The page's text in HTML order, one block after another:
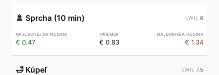
🚿 Sprcha (10 min) 6
€ 0.47 € 0.83 € 1.34
🛁 Kúpeľ 7.5